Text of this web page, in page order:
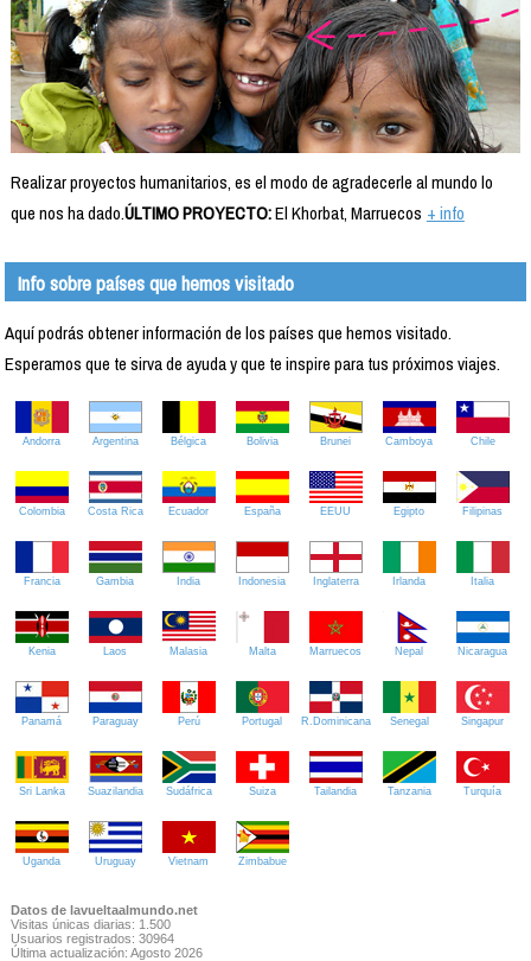
Realizar proyectos humanitarios, es el modo de agradecerle al mundo lo
que nos ha dado.ÚLTIMO PROYECTO:El Khorbat, Marruecos + info
Info sobre países que hemos visitado
Aquí podrás obtener información de los países que hemos visitado.
Esperamos que te sirva de ayuda y que te inspire para tus próximos viajes.
Andorra Argentina Bélgica Bolivia Brunei Camboya Chile
Colombia Costa Rica Ecuador España EEUU Egipto Filipinas
Francia Gambia India Indonesia Inglaterra Irlanda Italia
Kenia Laos Malasia Malta Marruecos Nepal Nicaragua
Panamá Paraguay Perú Portugal R.Dominicana Senegal Singapur
Sri Lanka Suazilandia Sudáfrica Suiza Tailandia Tanzania Turquía
Uganda Uruguay Vietnam Zimbabue
Datos de lavueltaalmundo.net
Visitas únicas diarias: 1.500
Usuarios registrados: 30964
Última actualización: Agosto 2026